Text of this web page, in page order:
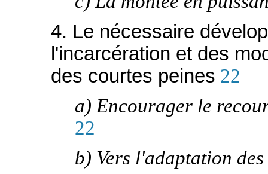
4. Le nécessaire
l'incarcération et des
des courtes peines 22
a) Encourager le
22
b) Vers l'adaptation